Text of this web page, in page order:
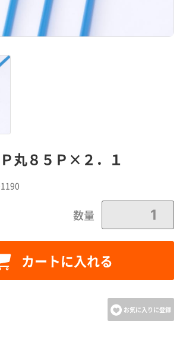
丸８５Ｐ×２．１
数量
カートに入れる
ートに追加しました。
カートへ進む
お気に入りに登録